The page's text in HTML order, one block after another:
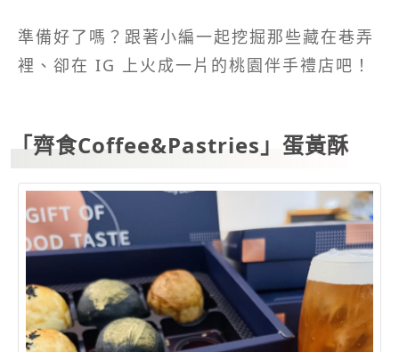
準備好了嗎？跟著小編一起挖掘那些藏在巷弄
裡、卻在 IG 上火成一片的桃園伴手禮店吧！
「齊食Coffee&Pastries」蛋黃酥